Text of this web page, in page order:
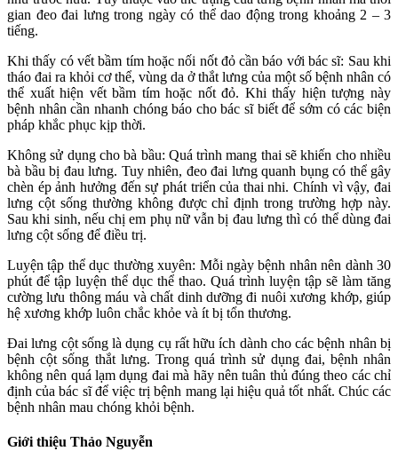
gian đeo đai lưng trong ngày có thể dao động trong khoảng 2 – 3
tiếng.
Khi thấy có vết bầm tím hoặc nối nốt đỏ cần báo với bác sĩ: Sau khi
tháo đai ra khỏi cơ thể, vùng da ở thắt lưng của một số bệnh nhân có
thể xuất hiện vết bầm tím hoặc nốt đỏ. Khi thấy hiện tượng này
bệnh nhân cần nhanh chóng báo cho bác sĩ biết để sớm có các biện
pháp khắc phục kịp thời.
Không sử dụng cho bà bầu: Quá trình mang thai sẽ khiến cho nhiều
bà bầu bị đau lưng. Tuy nhiên, đeo đai lưng quanh bụng có thể gây
chèn ép ảnh hưởng đến sự phát triển của thai nhi. Chính vì vậy, đai
lưng cột sống thường không được chỉ định trong trường hợp này.
Sau khi sinh, nếu chị em phụ nữ vẫn bị đau lưng thì có thể dùng đai
lưng cột sống để điều trị.
Luyện tập thể dục thường xuyên: Mỗi ngày bệnh nhân nên dành 30
phút để tập luyện thể dục thể thao. Quá trình luyện tập sẽ làm tăng
cường lưu thông máu và chất dinh dưỡng đi nuôi xương khớp, giúp
hệ xương khớp luôn chắc khỏe và ít bị tổn thương.
Đai lưng cột sống là dụng cụ rất hữu ích dành cho các bệnh nhân bị
bệnh cột sống thắt lưng. Trong quá trình sử dụng đai, bệnh nhân
không nên quá lạm dụng đai mà hãy nên tuân thủ đúng theo các chỉ
định của bác sĩ để việc trị bệnh mang lại hiệu quả tốt nhất. Chúc các
bệnh nhân mau chóng khỏi bệnh.
Giới thiệu Thảo Nguyễn